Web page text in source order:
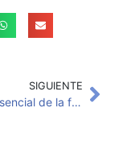
SIGUIENTE
El papel esencial de la fisioterapia en la lucha mundial contra la neumonía